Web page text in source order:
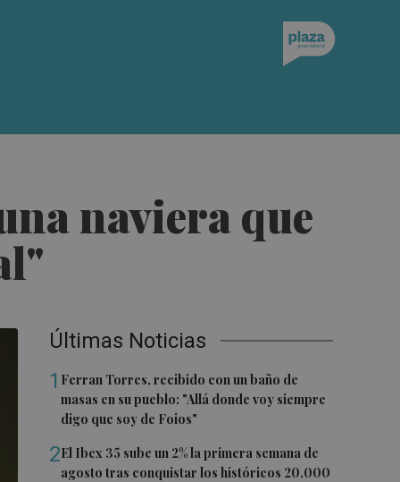
naviera que
Últimas Noticias
1 Ferran Torres, recibido con un baño de
masas en su pueblo: "Allá donde voy siempre
digo que soy de Foios"
2El Ibex 35 sube un 2% la primera semana de
agosto tras conquistar los históricos 20.000